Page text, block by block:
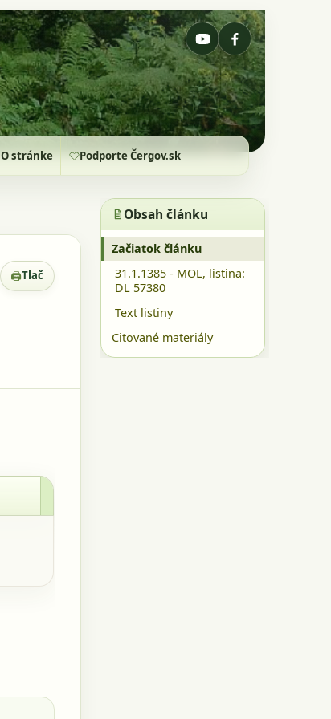
O stránke Podporte Čergov.sk
🖨Tlač
Zobrazenie pre tlač
Obsah článku
Začiatok článku
31.1.1385 - MOL, listina:
DL 57380
Text listiny
Citované materiály